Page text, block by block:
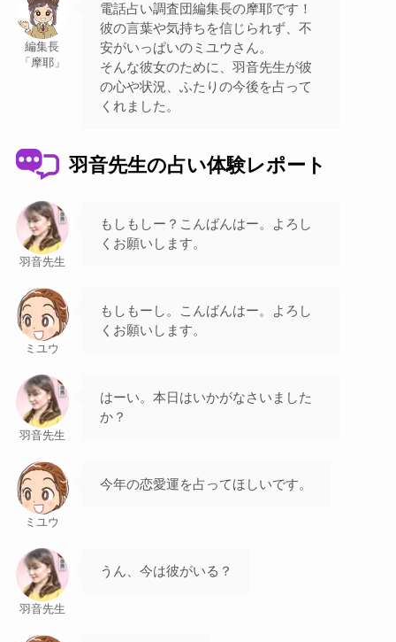
編集長
「摩耶」
電話占い調査団編集長の摩耶です！
彼の言葉や気持ちを信じられず、不
安がいっぱいのミユウさん。
そんな彼女のために、羽音先生が彼
の心や状況、ふたりの今後を占って
くれました。
羽音先生の占い体験レポート
羽音先生
もしもしー？こんばんはー。よろし
くお願いします。
ミユウ
もしもーし。こんばんはー。よろし
くお願いします。
羽音先生
はーい。本日はいかがなさいました
か？
ミユウ
今年の恋愛運を占ってほしいです。
羽音先生
うん、今は彼がいる？